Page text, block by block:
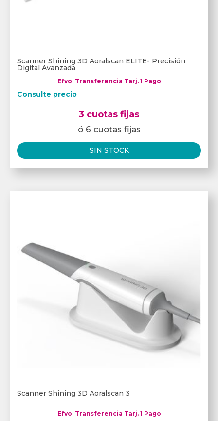
Scanner Shining 3D Aoralscan ELITE- Precisión
Digital Avanzada
Efvo. Transferencia Tarj. 1 Pago
Consulte precio
3 cuotas fijas
ó 6 cuotas fijas
SIN STOCK
Scanner Shining 3D Aoralscan 3
Efvo. Transferencia Tarj. 1 Pago